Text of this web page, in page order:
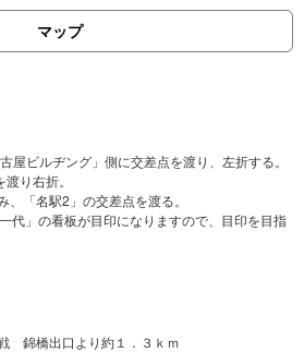
マップ
屋ビルヂング」側に交差点を渡り、左折する。
り右折。
「名駅2」の交差点を渡る。
代」の看板が目印になりますので、目印を目指
錦橋出口より約１．３ｋｍ